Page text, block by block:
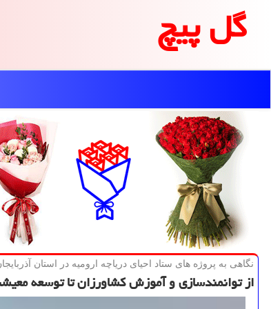
گل پیچ
نگاهی به پروژه های ستاد احیای دریاچه ارومیه در استان
از توانمندسازی و آموزش كشاورزان تا توسعه